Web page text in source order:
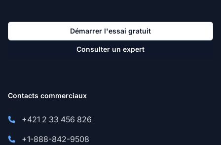
Démarrer l'essai gratuit
Consulter un expert
Contacts commerciaux
+421 2 33 456 826
+1-888-842-9508